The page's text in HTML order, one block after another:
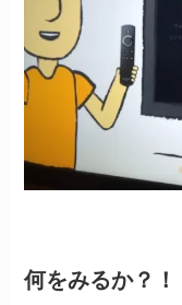
何をみるか？！